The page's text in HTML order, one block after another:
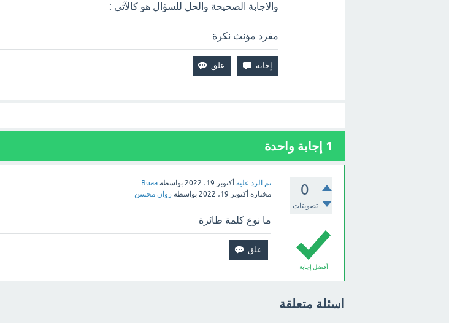
والاجابة الصحيحة والحل للسؤال هو كالآتي :
مفرد مؤنث نكرة.
1 إجابة واحدة
0
تصويتات
تم الرد عليه أكتوبر 19، 2022 بواسطة Ruaa
مختارة أكتوبر 19، 2022 بواسطة روان محسن
أفضل إجابة
ما نوع كلمة طائرة
اسئلة متعلقة